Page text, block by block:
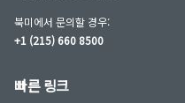
빠른 링크
북미에서 문의할 경우:
+1 (215) 660 8500